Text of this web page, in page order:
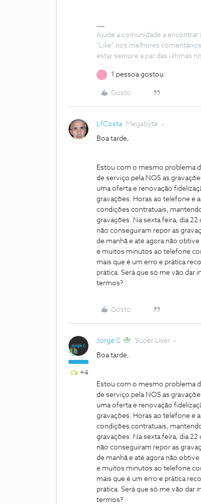
Ajude a comunidade a
"Like" nos melhores
estar sempre a par das ultimas
1 pessoa gostou
Gosto
LfCosta Megabyte
Boa tarde,
Estou com o mesmo problema
de serviço pela NOS as
uma oferta e renovação
gravações. Horas ao telefone e
condições contratuais,
gravações. Na sexta feira, dia
não conseguiram repor as
de manhã e até agora não
e muitos minutos ao telefone
mais que é um erro e prática
prática. Será que só me vão
termos?
Gosto
+4
Jorge C Super User
Boa tarde,
Estou com o mesmo problema
de serviço pela NOS as
uma oferta e renovação
gravações. Horas ao telefone e
condições contratuais,
gravações. Na sexta feira, dia
não conseguiram repor as
de manhã e até agora não
e muitos minutos ao telefone
mais que é um erro e prática
prática. Será que só me vão
termos?